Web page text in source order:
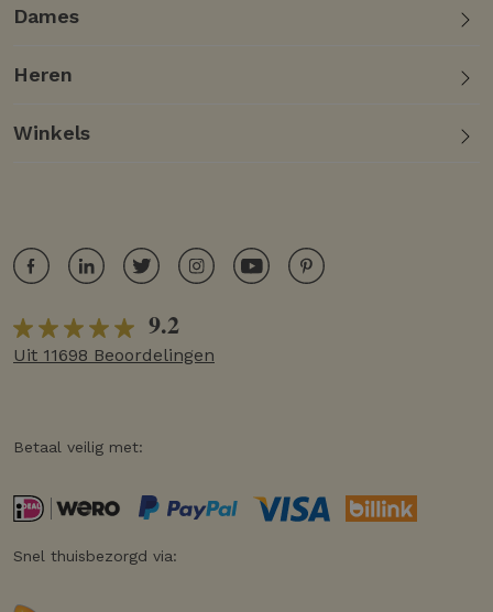
Dames
Heren
Winkels
9.2
Uit 11698 Beoordelingen
Betaal veilig met:
Snel thuisbezorgd via: